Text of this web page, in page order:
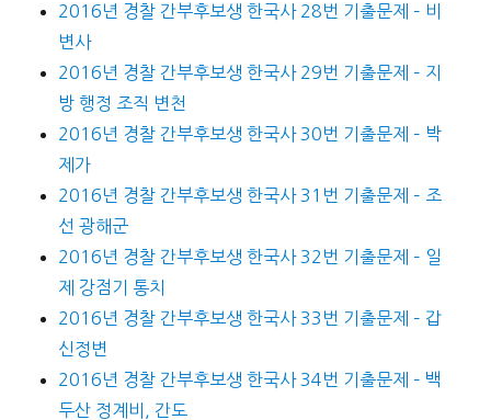
2016년 경찰 간부후보생 한국사 28번 기출문제 – 비
변사
2016년 경찰 간부후보생 한국사 29번 기출문제 – 지
방 행정 조직 변천
2016년 경찰 간부후보생 한국사 30번 기출문제 – 박
제가
2016년 경찰 간부후보생 한국사 31번 기출문제 – 조
선 광해군
2016년 경찰 간부후보생 한국사 32번 기출문제 – 일
제 강점기 통치
2016년 경찰 간부후보생 한국사 33번 기출문제 – 갑
신정변
2016년 경찰 간부후보생 한국사 34번 기출문제 – 백
두산 정계비, 간도